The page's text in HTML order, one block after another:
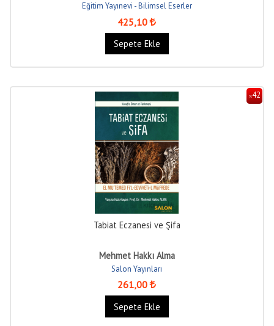
Eğitim Yayınevi - Bilimsel Eserler
425,10
Sepete Ekle
%42
Tabiat Eczanesi ve Şifa
Mehmet Hakkı Alma
Salon Yayınları
261,00
Sepete Ekle